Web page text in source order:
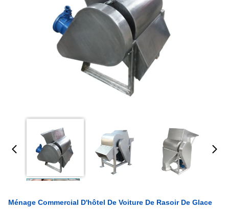
Ménage Commercial D'hôtel De Voiture De Rasoir De Glace